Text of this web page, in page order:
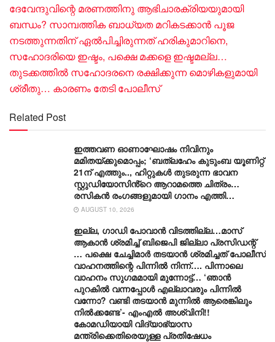
ദേവേന്ദുവിന്റെ മരണത്തിനു ആഭിചാരക്രിയയുമായി
ബന്ധം? സാമ്പത്തിക ബാധ്യത മറികടക്കാൻ പൂജ
നടത്തുന്നതിന് ഏൽപിച്ചിരുന്നത് ഹരികുമാറിനെ,
സഹോദരിയെ ഇഷ്ടം, പക്ഷെ മക്കളെ ഇഷ്ടമല്ല…
തുടക്കത്തിൽ സഹോദരനെ രക്ഷിക്കുന്ന മൊഴികളുമായി
ശ്രീതു… കാരണം തേടി പോലീസ്
Related Post
ഇത്തവണ ഓണാഘോഷം നിവിനും
മമിതയ്ക്കുമൊപ്പം; ‘ബത്‍ലഹേം കുടുംബ യൂണിറ്റ്
21ന് എത്തും.., ഹിറ്റുകൾ തുടരുന്ന ഭാവന
സ്റ്റുഡിയോസിൻ്റെ ആറാമത്തെ ചിത്രം…
രസികൻ രംഗങ്ങളുമായി ഗാനം എത്തി…
AUGUST 10, 2026
ഇല്ല, ​ഗാഡി പോവാൻ വിടത്തില്ല…മാസ്
ആകാൻ ശ്രമിച്ച് ബിജെപി ജില്ലാ പ്രസിഡന്റ്
… പക്ഷെ ചേച്ചിമാർ തടയാൻ ശ്രമിച്ചത് പോലീസ്
വാഹനത്തിന്റെ പിന്നിൽ നിന്ന്…. പിന്നാലെ
വാഹനം സു​ഗമമായി മുന്നോട്ട്… ‘ഞാൻ
പുറകിൽ വന്നപ്പോൾ എല്ലാവരും പിന്നിൽ
വന്നോ? വണ്ടി തടയാൻ മുന്നിൽ ആരെങ്കിലും
നിൽക്കണ്ടേ’- എംഎൽ അശ്വിനി!!
കോമഡിയായി വിദ്യാഭ്യാസ
മന്ത്രിക്കെതിരെയുള്ള പ്രതിഷേധം